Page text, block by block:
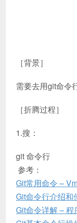
［背景］
需要去用git命令
［折腾过程］
1.搜：
git 命令行
参考：
Git常用命令 –
Git命令行介绍
Git命令详解 –